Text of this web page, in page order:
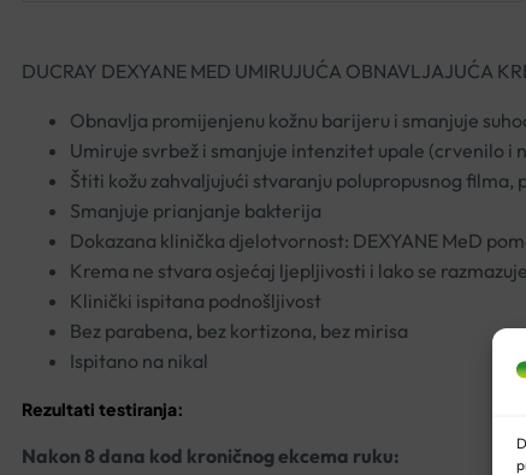
DUCRAY DEXYANE MED UMIRUJUĆA OBNAVLJAJUĆA
Obnavlja promijenjenu kožnu barijeru i smanjuje
Umiruje svrbež i smanjuje intenzitet upale (crvenilo i
Štiti kožu zahvaljujući stvaranju polupropusnog
Smanjuje prianjanje bakterija
Dokazana klinička djelotvornost: DEXYANE MeD
Krema ne stvara osjećaj ljepljivosti i lako se
Klinički ispitana podnošljivost
Bez parabena, bez kortizona, bez mirisa
Ispitano na nikal
Rezultati testiranja:
Nakon 8 dana kod kroničnog ekcema ruku: